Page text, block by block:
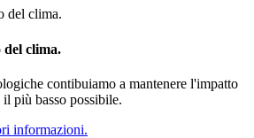
clima.
contibuiamo a mantenere l'impatto
più basso possibile.
informazioni.